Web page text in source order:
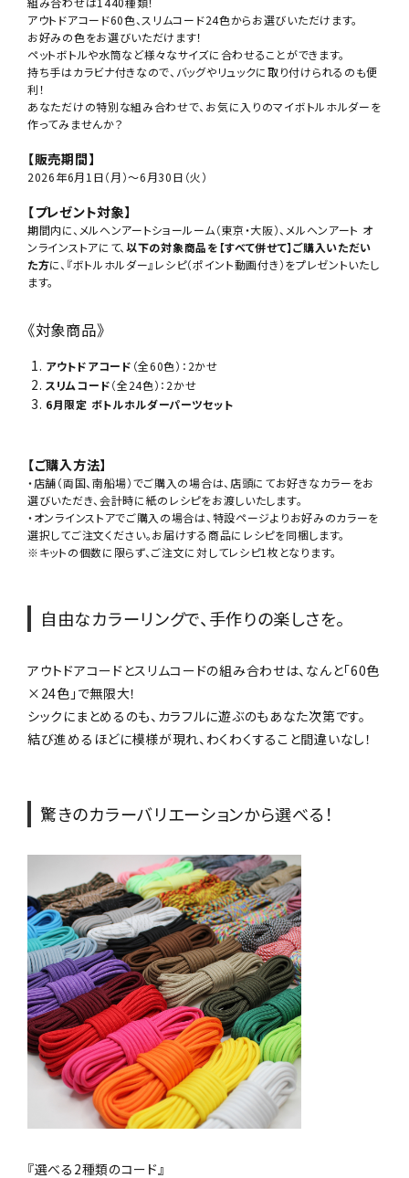
アウトドアコード60色、スリムコード24色からお選びいただけます。
お好みの色をお選びいただけます！
ペットボトルや水筒など様々なサイズに合わせることができます。
持ち手はカラビナ付きなので、バッグやリュックに取り付けられるのも便
利！
あなただけの特別な組み合わせで、お気に入りのマイボトルホルダーを
作ってみませんか？
【販売期間】
2026年6月1日（月）～6月30日（火）
【プレゼント対象】
期間内に、メルヘンアートショールーム（東京・大阪）、メルヘンアート オ
ンラインストアにて、 以下の対象商品を【すべて併せて】ご購入いただい
た方に、『ボトルホルダー』レシピ（ポイント動画付き）をプレゼントいたし
ます。
《対象商品》
アウトドアコード （全60色）：2かせ
スリムコード（全24色）：2かせ
6月限定 ボトルホルダーパーツセット
【ご購入方法】
・店舗（両国、南船場）でご購入の場合は、店頭にてお好きなカラーをお
選びいただき、会計時に紙のレシピをお渡しいたします。
・オンラインストアでご購入の場合は、特設ページよりお好みのカラーを
選択してご注文ください。お届けする商品にレシピを同梱します。
※キットの個数に限らず、ご注文に対してレシピ1枚となります。
自由なカラーリングで、手作りの楽しさを。
アウトドアコードとスリムコードの組み合わせは、なんと「60色
×24色」で無限大！
シックにまとめるのも、カラフルに遊ぶのもあなた次第です。
結び進めるほどに模様が現れ、わくわくすること間違いなし！
驚きのカラーバリエーションから選べる！
『選べる2種類のコード』